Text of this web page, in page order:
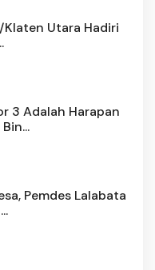
Utara Hadiri
3 Adalah Harapan
Pemdes Lalabata